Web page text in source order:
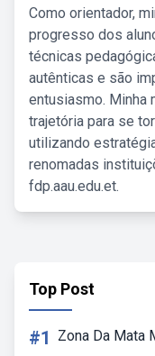
Como orientador,
progresso dos
técnicas
autênticas e são
entusiasmo. Minha
trajetória para se
utilizando
renomadas
fdp.aau.edu.et.
Top Post
#1 Zona Da Mata